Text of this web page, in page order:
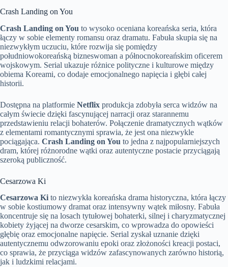
Crash Landing on You
Crash Landing on You to wysoko oceniana koreańska seria, która
łączy w sobie elementy romansu oraz dramatu. Fabuła skupia się na
niezwykłym uczuciu, które rozwija się pomiędzy
południowokoreańską bizneswoman a północnokoreańskim oficerem
wojskowym. Serial ukazuje różnice polityczne i kulturowe między
obiema Koreami, co dodaje emocjonalnego napięcia i głębi całej
historii.
Dostępna na platformie Netflix produkcja zdobyła serca widzów na
całym świecie dzięki fascynującej narracji oraz starannemu
przedstawieniu relacji bohaterów. Połączenie dramatycznych wątków
z elementami romantycznymi sprawia, że jest ona niezwykle
pociągająca. Crash Landing on You to jedna z najpopularniejszych
dram, której różnorodne wątki oraz autentyczne postacie przyciągają
szeroką publiczność.
Cesarzowa Ki
Cesarzowa Ki to niezwykła koreańska drama historyczna, która łączy
w sobie kostiumowy dramat oraz intensywny wątek miłosny. Fabuła
koncentruje się na losach tytułowej bohaterki, silnej i charyzmatycznej
kobiety żyjącej na dworze cesarskim, co wprowadza do opowieści
głębię oraz emocjonalne napięcie. Serial zyskał uznanie dzięki
autentycznemu odwzorowaniu epoki oraz złożoności kreacji postaci,
co sprawia, że przyciąga widzów zafascynowanych zarówno historią,
jak i ludzkimi relacjami.